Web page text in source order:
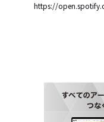
https://